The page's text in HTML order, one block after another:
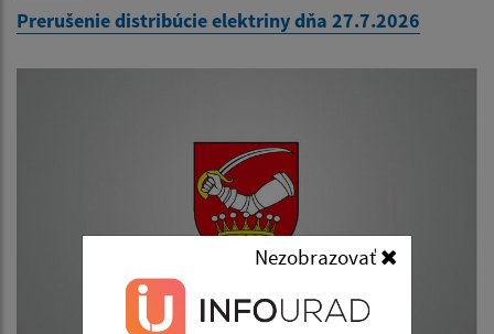
Nezobrazovať
Prerušenie distribúcie elektriny dňa 27.7.2026